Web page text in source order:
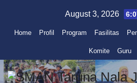
August 3, 2026
Home Profil Program Fasilitas
Komite Guru